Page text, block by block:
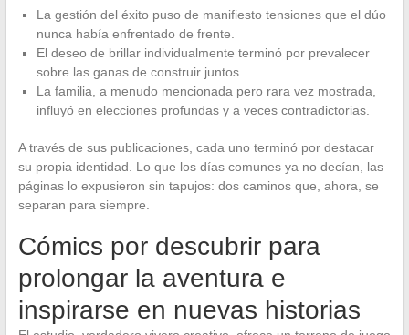
La gestión del éxito puso de manifiesto tensiones que el dúo
nunca había enfrentado de frente.
El deseo de brillar individualmente terminó por prevalecer
sobre las ganas de construir juntos.
La familia, a menudo mencionada pero rara vez mostrada,
influyó en elecciones profundas y a veces contradictorias.
A través de sus publicaciones, cada uno terminó por destacar
su propia identidad. Lo que los días comunes ya no decían, las
páginas lo expusieron sin tapujos: dos caminos que, ahora, se
separan para siempre.
Cómics por descubrir para
prolongar la aventura e
inspirarse en nuevas historias